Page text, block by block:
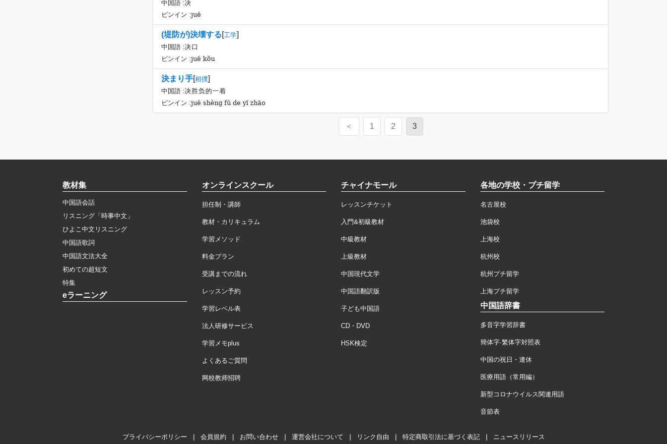
中国語 :决
ピンイン :jué
(堤防が)決壊する[工学]
中国語 :决口
ピンイン :jué kǒu
決まり手[相撲]
中国語 :决胜负的一着
ピンイン :jué shèng fù de yī zhāo
＜ 1 2 3
教材集
中国語会話
リスニング「時事中文」
ひよこ中文リスニング
中国語歌詞
中国語文法大全
初めての超短文
特集
eラーニング
オンラインスクール
担任制・講師
教材・カリキュラム
学習メソッド
料金プラン
受講までの流れ
レッスン予約
学習レベル表
法人研修サービス
学習メモplus
よくあるご質問
网校教师招聘
チャイナモール
レッスンチケット
入門&初級教材
中級教材
上級教材
中国現代文学
中国語翻訳版
子ども中国語
CD・DVD
HSK検定
各地の学校・プチ留学
名古屋校
池袋校
上海校
杭州校
杭州プチ留学
上海プチ留学
中国語辞書
多音字学習辞書
簡体字·繁体字対照表
中国の祝日・連休
医療用語（常用編）
新型コロナウイルス関連用語
音節表
プライバシーポリシー 会員規約 お問い合わせ 運営会社について リンク自由 特定商取引法に基づく表記 ニュースリリース